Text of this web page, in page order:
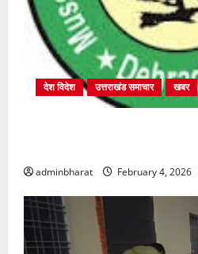
देश विदेश उत्तराखंड समाचार खबर
adminbharat February 4, 2026